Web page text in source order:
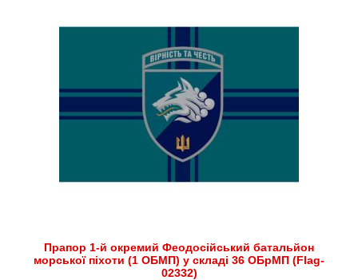
Прапор 1-й окремий Феодосійський батальйон
морської піхоти (1 ОБМП) у складі 36 ОБрМП (Flag-
02332)